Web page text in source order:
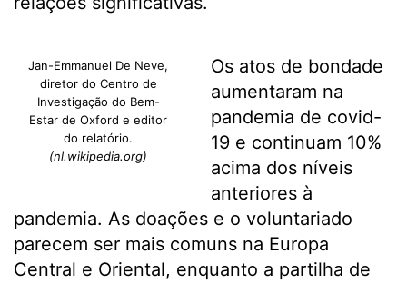
Jan-Emmanuel De Neve,
diretor do Centro de
Investigação do Bem-
Estar de Oxford e editor
do relatório.
(nl.wikipedia.org)
Os atos de bondade
aumentaram na
pandemia de covid-
19 e continuam 10%
acima dos níveis
anteriores à
pandemia. As doações e o voluntariado
parecem ser mais comuns na Europa
Central e Oriental, enquanto a partilha de